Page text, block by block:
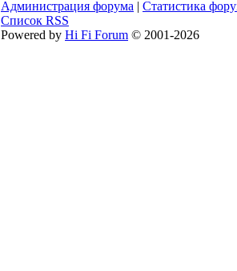
Администрация форума | Статистика
Список RSS
Powered by Hi Fi Forum © 2001-2026